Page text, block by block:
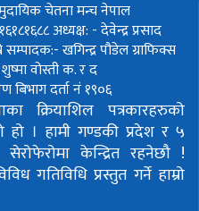
चेतना मन्च नेपाल
अध्यक्ष: - देवेन्द्र प्रसाद
सम्पादक:- खगिन्द्र पौडेलग्राफिक्स
वोस्तीक. र द
बिभाग दर्ता नं १९०६
क्रियाशिल पत्रकारहरुको
हो । हामी गण्डकी प्रदेश र ५
केन्द्रित रहनेछौ !
गतिविधि प्रस्तुत गर्ने हाम्रो